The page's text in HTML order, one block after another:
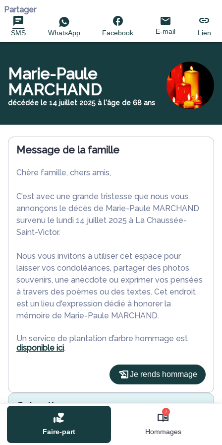
Faire-part
7
Hommages
Partager
SMS WhatsApp Facebook E-mail Lien
Marie-Paule
MARCHAND
décédée le 14 juillet 2025 à l'âge de 68 ans
Message de la famille
Chère famille, chers amis,
C’est avec une grande tristesse que nous vous
annonçons le décès de Marie-Paule MARCHAND
survenu le lundi 14 juillet 2025 à La Chaussée-
Saint-Victor.
Nous vous invitons à utiliser cet espace pour
laisser vos condoléances, partager des photos
souvenirs, une anecdote ou exprimer vos pensées
à travers des poèmes ou des textes. Cet endroit
est un lieu d'expression dédié à honorer la
mémoire de Marie-Paule MARCHAND.
Un service de plantation d’arbre hommage est
disponible ici.
Je rends hommage
Crémation
mercredi 23 juillet 2025 à 15h00
Crematorium du Val de Loire de Blois
85 Rue de la Picardière